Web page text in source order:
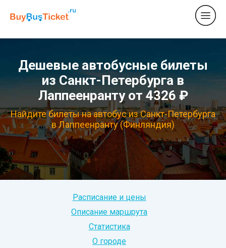
Дешевые автобусные билеты
из Санкт-Петербурга в
Лаппеенранту от 4326 ₽
Найдите билеты на автобус из Санкт-Петербурга
в Лаппеенранту (Финляндия)
Расписание и цены
Описание маршрута
Статистика
О городе